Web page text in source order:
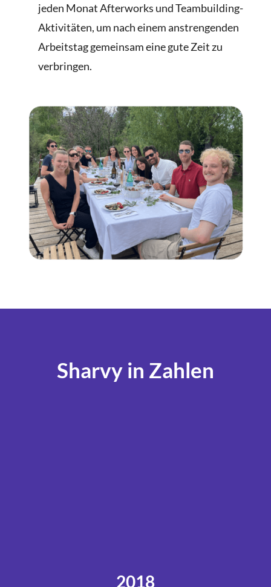
jeden Monat Afterworks und Teambuilding-
Aktivitäten, um nach einem anstrengenden
Arbeitstag gemeinsam eine gute Zeit zu
verbringen.
Sharvy in Zahlen
2018